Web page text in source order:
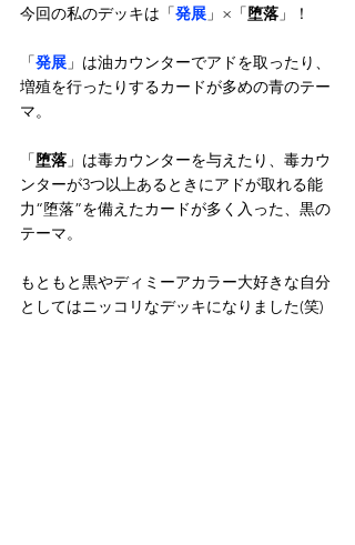
今回の私のデッキは「発展 」×「堕落 」！
「発展 」は油カウンターでアドを取ったり、
増殖を行ったりするカードが多めの青のテー
マ。
「堕落 」は毒カウンターを与えたり、毒カウ
ンターが3つ以上あるときにアドが取れる能
力“堕落”を備えたカードが多く入った、黒の
テーマ。
もともと黒やディミーアカラー大好きな自分
としてはニッコリなデッキになりました(笑)